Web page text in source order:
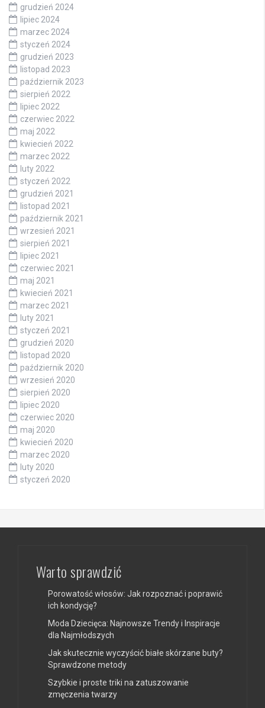
grudzień 2024
lipiec 2024
marzec 2024
styczeń 2024
grudzień 2023
listopad 2023
październik 2023
sierpień 2022
lipiec 2022
czerwiec 2022
maj 2022
kwiecień 2022
marzec 2022
luty 2022
styczeń 2022
grudzień 2021
listopad 2021
październik 2021
wrzesień 2021
sierpień 2021
lipiec 2021
czerwiec 2021
maj 2021
kwiecień 2021
marzec 2021
luty 2021
styczeń 2021
grudzień 2020
listopad 2020
październik 2020
wrzesień 2020
sierpień 2020
lipiec 2020
czerwiec 2020
maj 2020
kwiecień 2020
marzec 2020
luty 2020
styczeń 2020
Warto sprawdzić
Porowatość włosów: Jak rozpoznać i poprawić
ich kondycję?
Moda Dziecięca: Najnowsze Trendy i Inspiracje
dla Najmłodszych
Jak skutecznie wyczyścić białe skórzane buty?
Sprawdzone metody
Szybkie i proste triki na zatuszowanie
zmęczenia twarzy